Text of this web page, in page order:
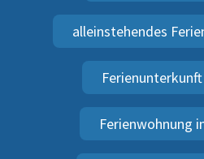
alleinstehendes
Ferienwohnung